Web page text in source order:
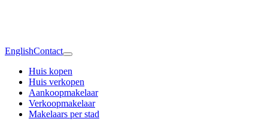
EnglishContact
Huis kopen
Huis verkopen
Aankoopmakelaar
Verkoopmakelaar
Makelaars per stad